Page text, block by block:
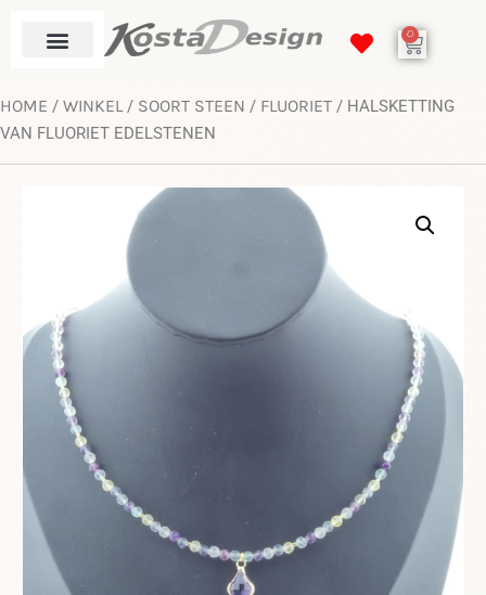
0
HOME / WINKEL/ SOORT STEEN / FLUORIET / HALSKETTING
VAN FLUORIET EDELSTENEN